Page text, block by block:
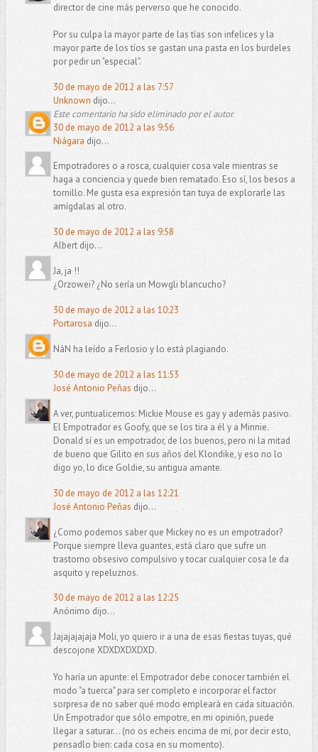
director de cine más perverso que he conocido.
Por su culpa la mayor parte de las tías son infelices y la
mayor parte de los tíos se gastan una pasta en los burdeles
por pedir un "especial".
30 de mayo de 2012 a las 7:57
Unknown dijo...
Este comentario ha sido eliminado por el autor.
30 de mayo de 2012 a las 9:56
Niágara dijo...
Empotradores o a rosca, cualquier cosa vale mientras se
haga a conciencia y quede bien rematado. Eso sí, los besos a
tornillo. Me gusta esa expresión tan tuya de explorarle las
amígdalas al otro.
30 de mayo de 2012 a las 9:58
Albert dijo...
Ja, ja !!
¿Orzowei? ¿No sería un Mowgli blancucho?
30 de mayo de 2012 a las 10:23
Portarosa dijo...
NáN ha leído a Ferlosio y lo está plagiando.
30 de mayo de 2012 a las 11:53
José Antonio Peñas dijo...
A ver, puntualicemos: Mickie Mouse es gay y además pasivo.
El Empotrador es Goofy, que se los tira a él y a Minnie.
Donald sí es un empotrador, de los buenos, pero ni la mitad
de bueno que Gilito en sus años del Klondike, y eso no lo
digo yo, lo dice Goldie, su antigua amante.
30 de mayo de 2012 a las 12:21
José Antonio Peñas dijo...
¿Como podemos saber que Mickey no es un empotrador?
Porque siempre lleva guantes, está claro que sufre un
trastorno obsesivo compulsivo y tocar cualquier cosa le da
asquito y repeluznos.
30 de mayo de 2012 a las 12:25
Anónimo dijo...
Jajajajajaja Moli, yo quiero ir a una de esas fiestas tuyas, qué
descojone XDXDXDXDXD.
Yo haría un apunte: el Empotrador debe conocer también el
modo "a tuerca" para ser completo e incorporar el factor
sorpresa de no saber qué modo empleará en cada situación.
Un Empotrador que sólo empotre, en mi opinión, puede
llegar a saturar... (no os echeis encima de mí, por decir esto,
pensadlo bien: cada cosa en su momento).